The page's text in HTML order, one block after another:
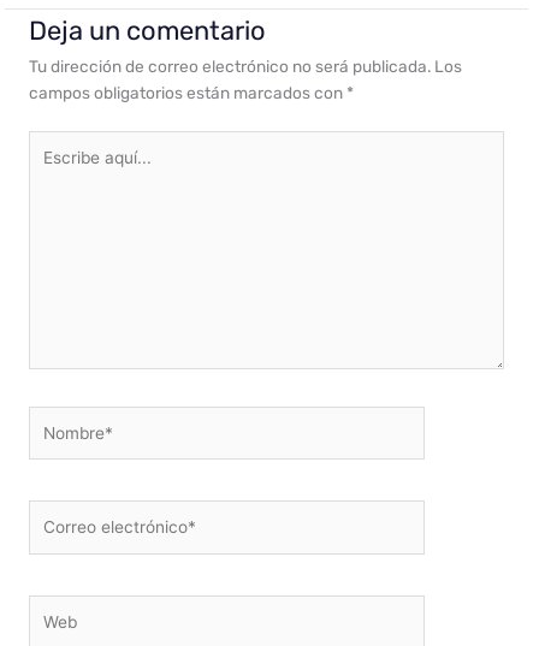
Deja un comentario
Tu dirección de correo electrónico no será publicada. Los
campos obligatorios están marcados con *
aquí...
electrónico*